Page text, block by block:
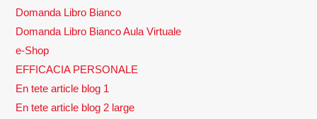
Domanda Libro Bianco
Domanda Libro Bianco Aula Virtuale
e-Shop
EFFICACIA PERSONALE
En tete article blog 1
En tete article blog 2 large